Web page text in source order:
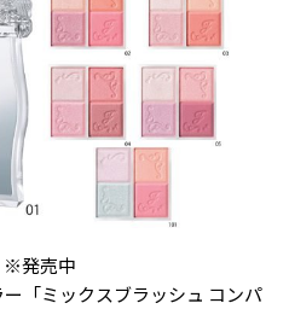
※発売中
「ミックスブラッシュ コンパ